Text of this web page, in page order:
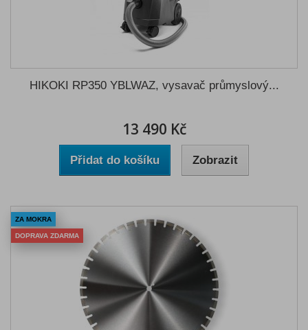
HIKOKI RP350 YBLWAZ, vysavač průmyslový...
13 490 Kč
Přidat do košíku Zobrazit
ZA MOKRA
DOPRAVA ZDARMA